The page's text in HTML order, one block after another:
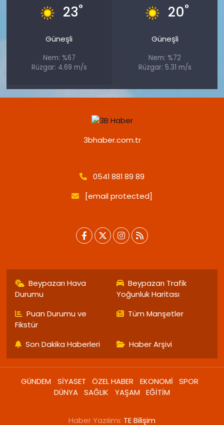
23°
Güneşli
Nem: %67
Rüzgar: 4.69 m/s
20°
Güneşli
Nem: %72
Rüzgar: 5.31 m/s
3bhaber.com.tr
0541 881 89 89
[email protected]
Beypazarı Hava
Durumu
Beypazarı Trafik
Yoğunluk Haritası
Puan Durumu ve
Fikstür
Tüm Manşetler
Son Dakika Haberleri Haber Arşivi
GÜNDEM SİYASET ÖZEL HABER EKONOMİ
SPOR
DÜNYA SAĞLIK YAŞAM EĞİTİM
Haber Yazılımı: TE Bilişim